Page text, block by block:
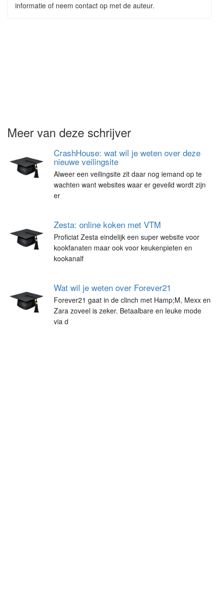
informatie of neem contact op met de auteur.
Meer van deze schrijver
CrashHouse: wat wil je weten over deze
nieuwe veilingsite
Alweer een veilingsite zit daar nog iemand op te
wachten want websites waar er geveild wordt zijn
er
Zesta: online koken met VTM
Proficiat Zesta eindelijk een super website voor
kookfanaten maar ook voor keukenpieten en
kookanalf
Wat wil je weten over Forever21
Forever21 gaat in de clinch met Hamp;M, Mexx en
Zara zoveel is zeker. Betaalbare en leuke mode
via d